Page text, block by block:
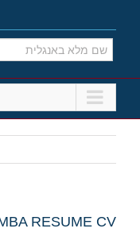
RESUME CV